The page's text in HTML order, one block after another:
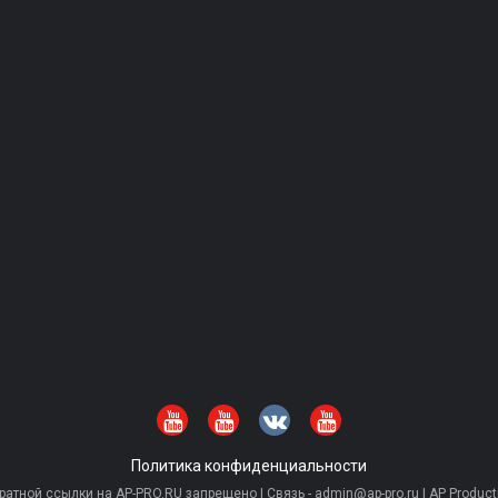
Политика конфиденциальности
ссылки на AP-PRO.RU запрещено | Связь - admin@ap-pro.ru | AP